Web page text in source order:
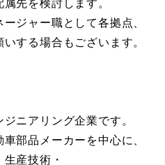
先を検討します。
ジャー職として各拠点、
する場合もございます。
ニアリング企業です。
部品メーカーを中心に、
産技術・